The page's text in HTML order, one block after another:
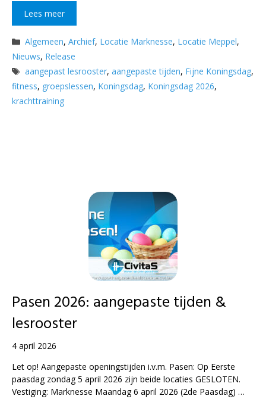
Lees meer
Categorieën
Algemeen,Archief, Locatie Marknesse, Locatie Meppel,
Nieuws, Release
Tags
aangepast lesrooster,aangepaste tijden, Fijne Koningsdag,
fitness, groepslessen, Koningsdag, Koningsdag 2026,
krachttraining
Pasen 2026: aangepaste tijden &
lesrooster
4 april 2026
Let op! Aangepaste openingstijden i.v.m. Pasen: Op Eerste
paasdag zondag 5 april 2026 zijn beide locaties GESLOTEN.
Vestiging: Marknesse Maandag 6 april 2026 (2de Paasdag) …